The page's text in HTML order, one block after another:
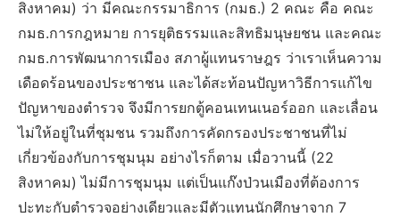
สิงหาคม) ว่า มีคณะกรรมาธิการ (กมธ.) 2 คณะ คือ คณะ
กมธ.การกฎหมาย การยุติธรรมและสิทธิมนุษยชน และคณะ
กมธ.การพัฒนาการเมือง สภาผู้แทนราษฎร ว่าเราเห็นความ
เดือดร้อนของประชาชน และได้สะท้อนปัญหาวิธีการแก้ไข
ปัญหาของตำรวจ จึงมีการยกตู้คอนเทนเนอร์ออก และเลื่อน
ไม่ให้อยู่ในที่ชุมชน รวมถึงการคัดกรองประชาชนที่ไม่
เกี่ยวข้องกับการชุมนุม อย่างไรก็ตาม เมื่อวานนี้ (22
สิงหาคม) ไม่มีการชุมนุม แต่เป็นแก๊งป่วนเมืองที่ต้องการ
ปะทะกับตำรวจอย่างเดียวและมีตัวแทนนักศึกษาจาก 7